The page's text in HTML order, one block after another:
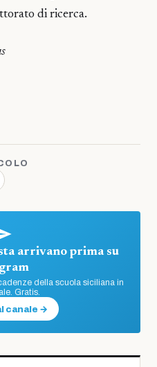
di ricerca.
arrivano prima su
della scuola siciliana in
Gratis.
canale →